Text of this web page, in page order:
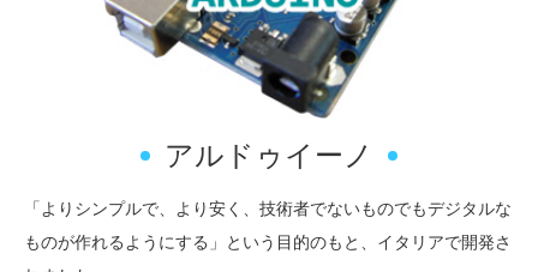
アルドゥイーノ
「よりシンプルで、より安く、技術者でないものでもデジタルな
ものが作れるようにする」という目的のもと、イタリアで開発さ